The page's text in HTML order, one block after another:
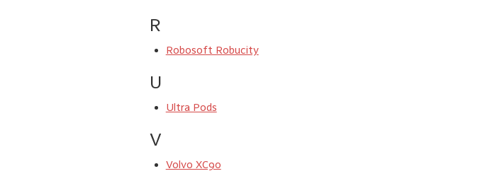
R
Robosoft Robucity
U
Ultra Pods
V
Volvo XC90